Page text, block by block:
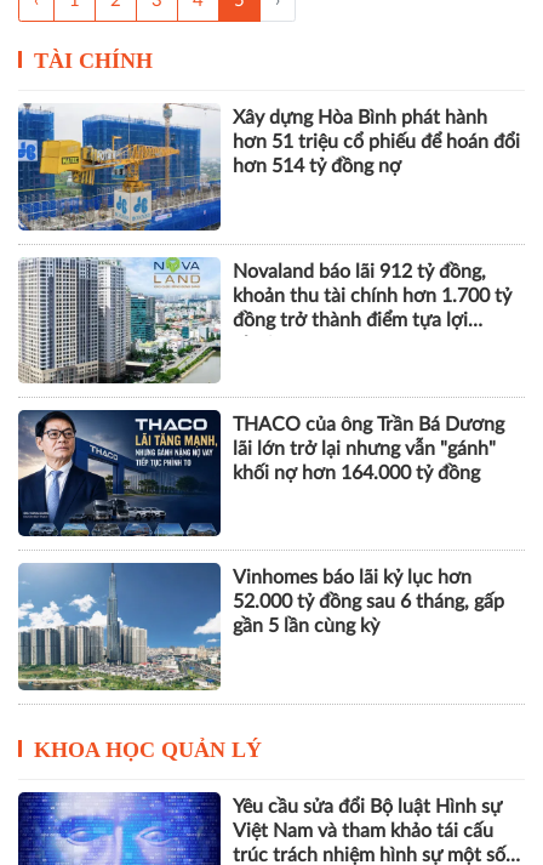
TÀI CHÍNH
Xây dựng Hòa Bình phát hành
hơn 51 triệu cổ phiếu để hoán đổi
hơn 514 tỷ đồng nợ
Novaland báo lãi 912 tỷ đồng,
khoản thu tài chính hơn 1.700 tỷ
đồng trở thành điểm tựa lợi
THACO của ông Trần Bá Dương
lãi lớn trở lại nhưng vẫn "gánh"
khối nợ hơn 164.000 tỷ đồng
Vinhomes báo lãi kỷ lục hơn
52.000 tỷ đồng sau 6 tháng, gấp
gần 5 lần cùng kỳ
KHOA HỌC QUẢN LÝ
Yêu cầu sửa đổi Bộ luật Hình sự
Việt Nam và tham khảo tái cấu
trúc trách nhiệm hình sự một số